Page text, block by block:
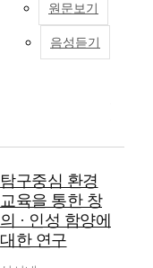
기
원문보기
음성듣기
발
탐구중심 환경
교육을 통한 창
의 · 인성 함양에
대한 연구